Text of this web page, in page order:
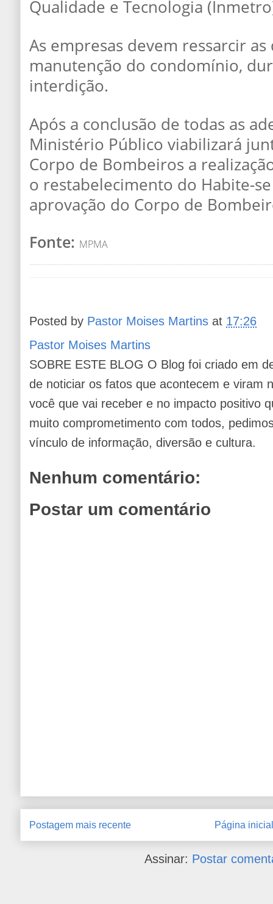
Qualidade e Tecnologia
As empresas devem ressarcir as
manutenção do condomínio,
interdição.
Após a conclusão de todas as
Ministério Público viabilizará
Corpo de Bombeiros a
o restabelecimento do Habite-
aprovação do Corpo de
Fonte: MPMA
Posted by Pastor Moises Martins at 17:26
Pastor Moises Martins
SOBRE ESTE BLOG O Blog foi criado em
de noticiar os fatos que acontecem e viram
você que vai receber e no impacto positivo
muito comprometimento com todos,
vínculo de informação, diversão e cultura.
Nenhum comentário:
Postar um comentário
Postagem mais recente Página inicial
Assinar: Postar